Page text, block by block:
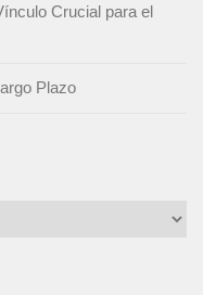
Crucial para el
Plazo